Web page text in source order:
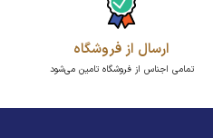
ارسال از فروشگاه
تمامی اجناس از فروشگاه تامین می‌شود